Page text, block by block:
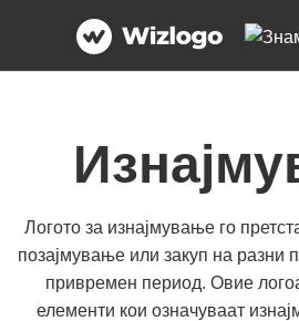
Логото за изнајмување го
позајмување или закуп на разни
привремен период. Овие
елементи кои означуваат